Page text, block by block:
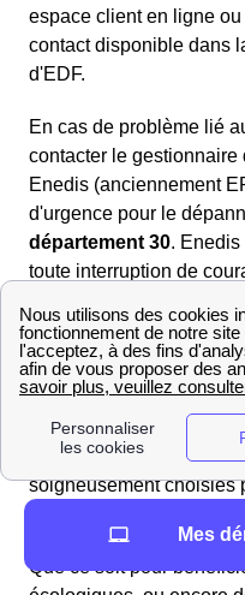
espace client en ligne
contact disponible dans
d'EDF.
En cas de problème lié
contacter le
Enedis (anciennement
d'urgence pour le
département 30.
toute interruption de
Uzès
Si vous souhaitez avoir
faire une opinion
indispensable de les
Plongez dans notre
soigneusement choisies
Que ce soit pour
Mes